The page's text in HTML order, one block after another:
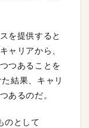
を提供すると
ャリアから、
つあることを
結果、キャリ
あるのだ。
のとして